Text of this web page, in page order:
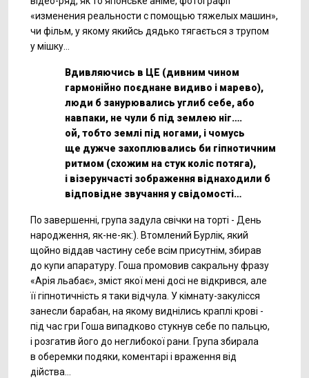
«изменения реальности с помощью тяжелых машин»,
чи фільм, у якому якийсь дядько тягається з трупом
у мішку…
Вдивляючись в ЦЕ (дивним чином
гармонійно поєднане видиво і марево),
люди б занурювались углиб себе, або
навпаки, не чули б під землею ніг….
ой, тобто землі під ногами, і чомусь
ще дужче захоплювались би гіпнотичним
ритмом (схожим на стук коліс потяга),
і візерунчасті зображення віднаходили б
відповідне звучання у свідомості…
По завершенні, група задула свічки на торті - День
народження, як-не-як:). Втомлений Бурлік, який
щойно віддав частину себе всім присутнім, збирав
до купи апаратуру. Гоша промовив сакральну фразу
«Арія льабає», зміст якої мені досі не відкрився, але
її гіпнотичність я таки відчула. У кімнату-закулісся
занесли барабан, на якому виднілись краплі крові -
під час гри Гоша випадково стукнув себе по пальцю,
і розгатив його до неглибокої рани. Група збирала
в оберемки подяки, коментарі і враження від
дійства…